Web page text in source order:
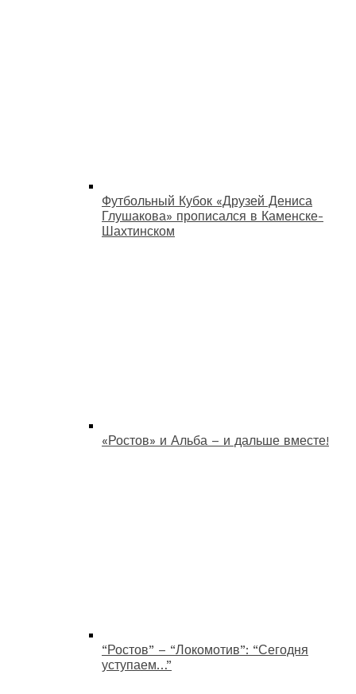
Футбольный Кубок «Друзей Дениса
Глушакова» прописался в Каменске-
Шахтинском
«Ростов» и Альба – и дальше вместе!
“Ростов” – “Локомотив”: “Сегодня
уступаем…”